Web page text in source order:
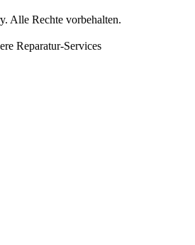
. Alle Rechte vorbehalten.
Reparatur-Services